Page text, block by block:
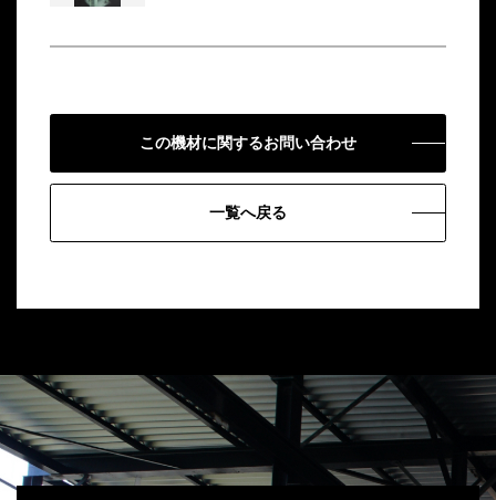
この機材に関するお問い合わせ
一覧へ戻る